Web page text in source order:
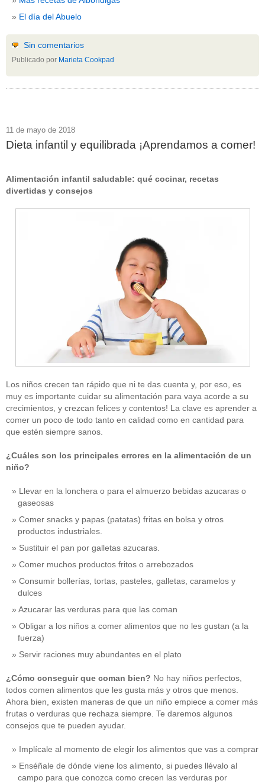
El día del Abuelo
Sin comentarios
Publicado por Marieta Cookpad
11 de mayo de 2018
Dieta infantil y equilibrada ¡Aprendamos a comer!
Alimentación infantil saludable: qué cocinar, recetas
divertidas y consejos
Los niños crecen tan rápido que ni te das cuenta y, por eso, es
muy es importante cuidar su alimentación para vaya acorde a su
crecimientos, y crezcan felices y contentos! La clave es aprender a
comer un poco de todo tanto en calidad como en cantidad para
que estén siempre sanos.
¿Cuáles son los principales errores en la alimentación de un
niño?
Llevar en la lonchera o para el almuerzo bebidas azucaras o
gaseosas
Comer snacks y papas (patatas) fritas en bolsa y otros
productos industriales.
Sustituir el pan por galletas azucaras.
Comer muchos productos fritos o arrebozados
Consumir bollerías, tortas, pasteles, galletas, caramelos y
dulces
Azucarar las verduras para que las coman
Obligar a los niños a comer alimentos que no les gustan (a la
fuerza)
Servir raciones muy abundantes en el plato
¿Cómo conseguir que coman bien? No hay niños perfectos,
todos comen alimentos que les gusta más y otros que menos.
Ahora bien, existen maneras de que un niño empiece a comer más
frutas o verduras que rechaza siempre. Te daremos algunos
consejos que te pueden ayudar.
Implícale al momento de elegir los alimentos que vas a comprar
Enséñale de dónde viene los alimento, si puedes llévalo al
campo para que conozca como crecen las verduras por